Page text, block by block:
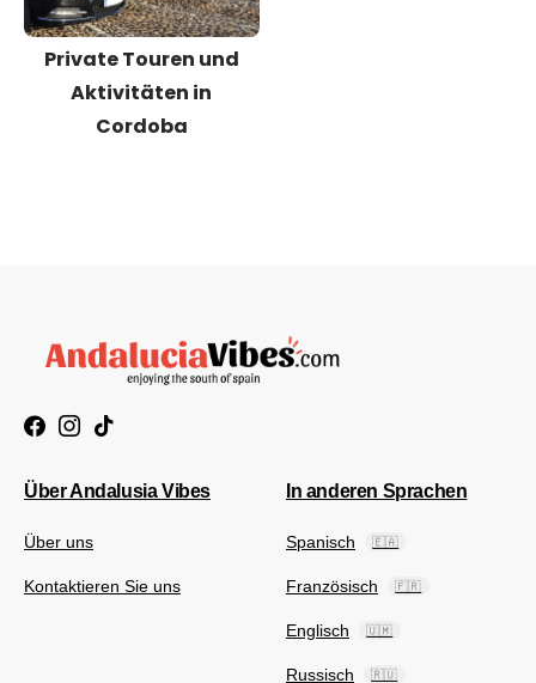
Private Touren und
Aktivitäten in
Cordoba
Über Andalusia Vibes
Über uns
Kontaktieren Sie uns
In anderen Sprachen
Spanisch 🇪🇦
Französisch 🇫🇷
Englisch 🇺🇲
Russisch 🇷🇺